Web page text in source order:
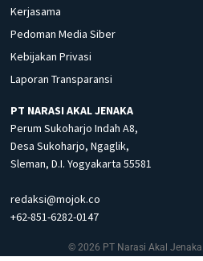
Kerjasama
Pedoman Media Siber
Kebijakan Privasi
Laporan Transparansi
PT NARASI AKAL JENAKA
Perum Sukoharjo Indah A8,
Desa Sukoharjo, Ngaglik,
Sleman, D.I. Yogyakarta 55581
redaksi@mojok.co
+62-851-6282-0147
© 2026 PT Narasi Akal